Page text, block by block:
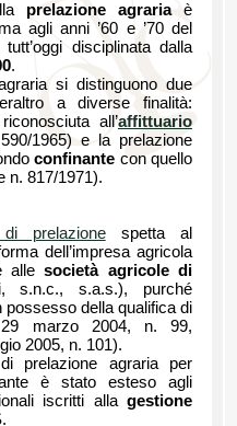
prelazione agrariaè
agli anni ’60 e ’70 del
disciplinata dalla
.
si distinguono due
a diverse finalità:
all’affittuario
1965) e la prelazione
confinante con quello
n. 817/1971).
prelazionespetta al
dell’impresa agricola
allesocietà agricole di
s.n.c., s.a.s.), purché
della qualifica di
29 marzo 2004, n. 99,
2005, n. 101).
prelazione agraria per
è stato esteso agli
iscritti alla gestione